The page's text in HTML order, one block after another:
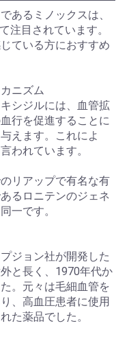
あるミノックスは、
注目されています。
ている方におすすめ
ニズム
シジルには、血管拡
行を促進することに
えます。これによ
われています。
リアップで有名な有
るロニテンのジェネ
一です。
ジョン社が開発した
と長く、1970年代か
。元々は毛細血管を
、高血圧患者に使用
た薬品でした。